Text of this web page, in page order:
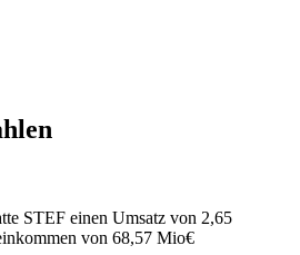
STEF einen Umsatz von 2,65
von 68,57 Mio€